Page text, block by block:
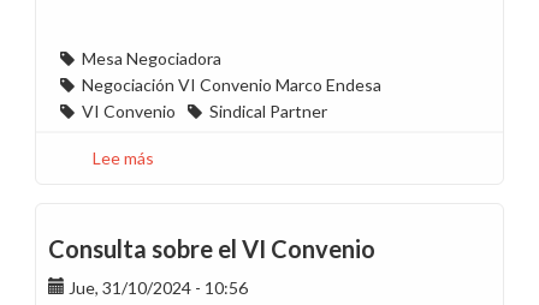
Mesa Negociadora
Negociación VI Convenio Marco Endesa
VI Convenio
Sindical Partner
Lee más
ignora
la
consulta
Consulta sobre el VI Convenio
Jue, 31/10/2024 - 10:56